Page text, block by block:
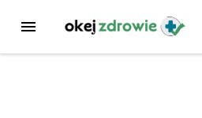
treści
MENU